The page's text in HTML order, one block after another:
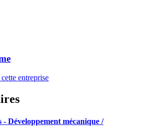
entreprise
Développement mécanique /